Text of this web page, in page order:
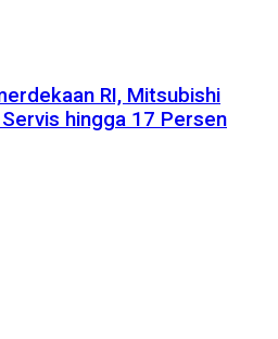
RI, Mitsubishi
hingga 17 Persen